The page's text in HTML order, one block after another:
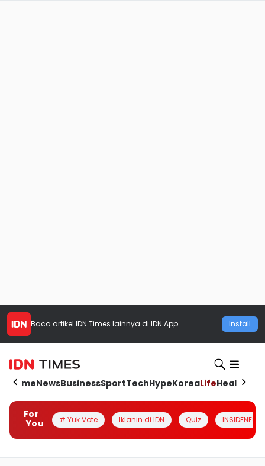
Baca artikel IDN Times lainnya di IDN App Install
HomeNewsBusinessSportTechHypeKoreaLifeHealth
For
You
# Yuk Vote Iklanin di IDN Quiz INSIDENESIA